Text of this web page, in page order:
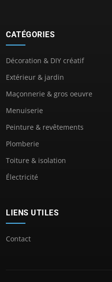
CATÉGORIES
Décoration & DIY créatif
Extérieur & jardin
Maçonnerie & gros oeuvre
Menuiserie
Peinture & revêtements
Plomberie
Toiture & isolation
Électricité
LIENS UTILES
Contact